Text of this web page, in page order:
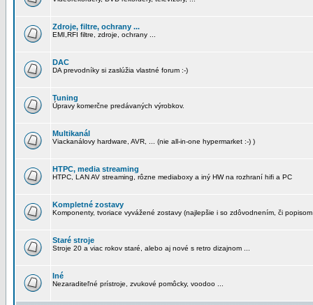
Zdroje, filtre, ochrany ...
EMI,RFI filtre, zdroje, ochrany ...
DAC
DA prevodníky si zaslúžia vlastné forum :-)
Tuning
Úpravy komerčne predávaných výrobkov.
Multikanál
Viackanálovy hardware, AVR, ... (nie all-in-one hypermarket :-) )
HTPC, media streaming
HTPC, LAN AV streaming, rôzne mediaboxy a iný HW na rozhraní hifi a PC
Kompletné zostavy
Komponenty, tvoriace vyvážené zostavy (najlepšie i so zdôvodnením, či
Staré stroje
Stroje 20 a viac rokov staré, alebo aj nové s retro dizajnom ...
Iné
Nezaraditeľné prístroje, zvukové pomôcky, voodoo ...